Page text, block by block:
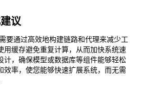
议
要通过高效地构建链路和代理来减少工
用缓存避免重复计算，从而加快系统速
计，确保模型或数据库等组件能够轻松
效率，使您能够快速扩展系统，而无需